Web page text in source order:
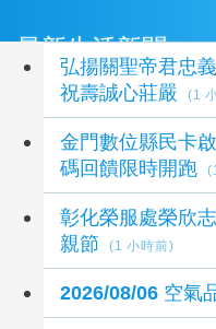
最新生活新聞
弘揚關聖帝君忠
祝壽誠心莊嚴
(1
金門數位縣民卡
碼回饋限時開跑
彰化榮服處榮欣
親節
(1 小時前)
2026/08/06 空氣